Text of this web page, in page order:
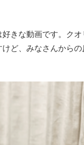
きな動画です。ク
ど、みなさんから